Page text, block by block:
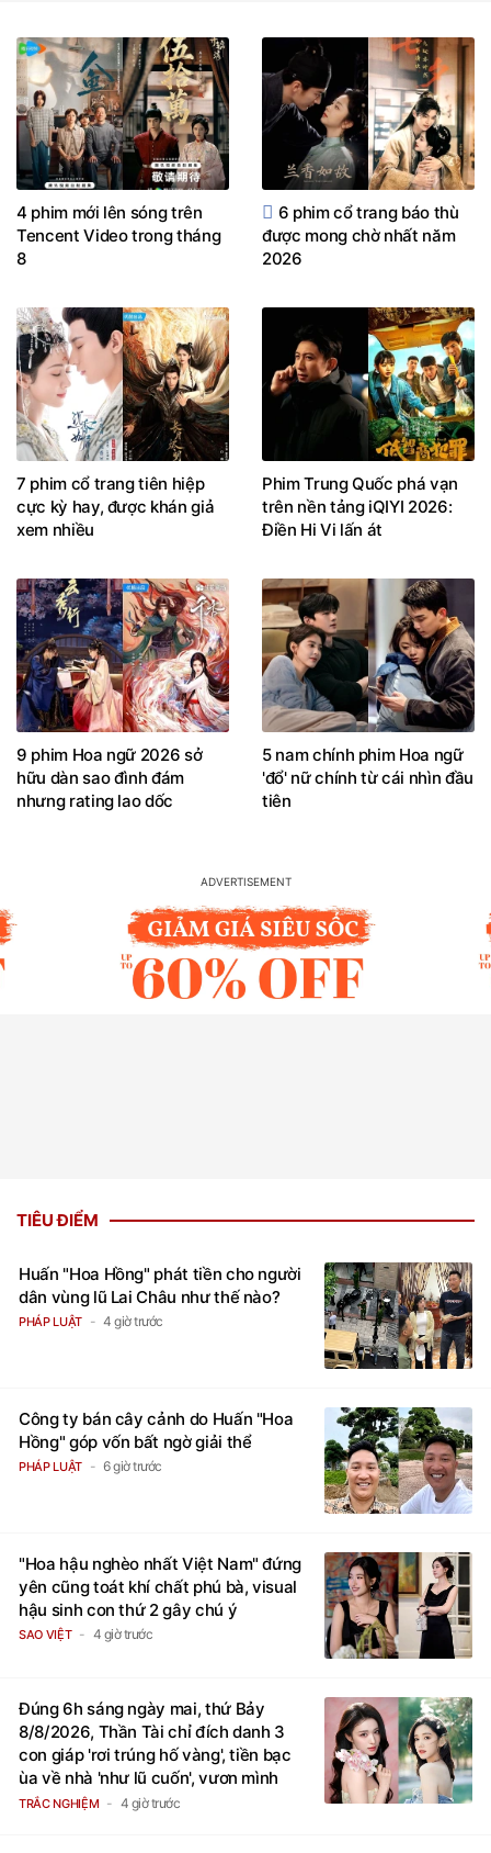
4 phim mới lên sóng trên
Tencent Video trong tháng
8
6 phim cổ trang báo thù
được mong chờ nhất năm
2026
7 phim cổ trang tiên hiệp
cực kỳ hay, được khán giả
xem nhiều
Phim Trung Quốc phá vạn
trên nền tảng iQIYI 2026:
Điền Hi Vi lấn át
9 phim Hoa ngữ 2026 sở
hữu dàn sao đình đám
nhưng rating lao dốc
5 nam chính phim Hoa ngữ
'đổ' nữ chính từ cái nhìn đầu
tiên
TIÊU ĐIỂM
Huấn "Hoa Hồng" phát tiền cho người
dân vùng lũ Lai Châu như thế nào?
PHÁP LUẬT 4 giờ trước
Công ty bán cây cảnh do Huấn "Hoa
Hồng" góp vốn bất ngờ giải thể
PHÁP LUẬT 6 giờ trước
"Hoa hậu nghèo nhất Việt Nam" đứng
yên cũng toát khí chất phú bà, visual
hậu sinh con thứ 2 gây chú ý
SAO VIỆT 4 giờ trước
Đúng 6h sáng ngày mai, thứ Bảy
8/8/2026, Thần Tài chỉ đích danh 3
con giáp 'rơi trúng hố vàng', tiền bạc
ùa về nhà 'như lũ cuốn', vươn mình
thành đại gia trong phút chốc
TRẮC NGHIỆM 4 giờ trước